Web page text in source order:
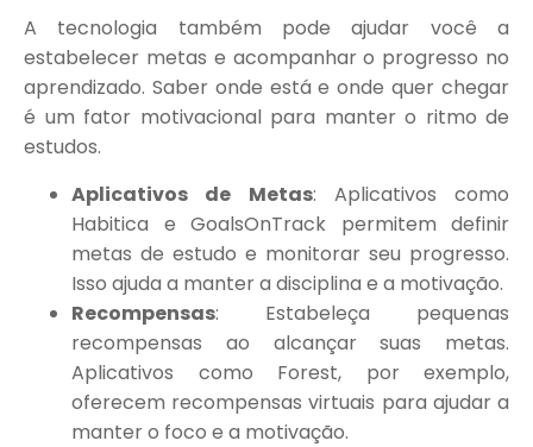
A tecnologia também pode ajudar você a
estabelecer metas e acompanhar o progresso no
aprendizado. Saber onde está e onde quer chegar
é um fator motivacional para manter o ritmo de
estudos.
Aplicativos de Metas: Aplicativos como
Habitica e GoalsOnTrack permitem definir
metas de estudo e monitorar seu progresso.
Isso ajuda a manter a disciplina e a motivação.
Recompensas: Estabeleça pequenas
recompensas ao alcançar suas metas.
Aplicativos como Forest, por exemplo,
oferecem recompensas virtuais para ajudar a
manter o foco e a motivação.